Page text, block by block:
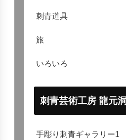
刺青道具
旅
いろいろ
刺青芸術工房 龍元洞
手彫り刺青ギャラリー1